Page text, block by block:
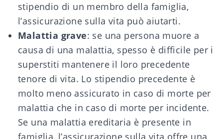
stipendio di un membro della famiglia,
l’assicurazione sulla vita può aiutarti.
Malattia grave: se una persona muore a
causa di una malattia, spesso è difficile per i
superstiti mantenere il loro precedente
tenore di vita. Lo stipendio precedente è
molto meno assicurato in caso di morte per
malattia che in caso di morte per incidente.
Se una malattia ereditaria è presente in
famiglia, l’assicurazione sulla vita offre una